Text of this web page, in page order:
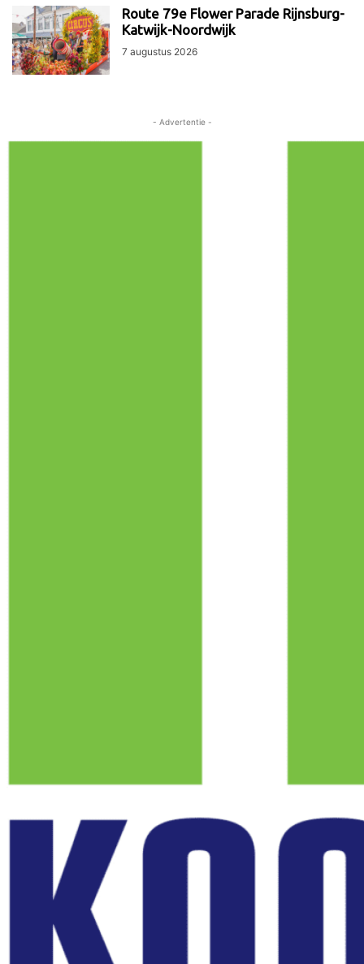
Route 79e Flower Parade Rijnsburg-
Katwijk-Noordwijk
7 augustus 2026
- Advertentie -